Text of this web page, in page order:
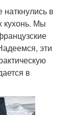
в
кухонь. Мы
эти
в